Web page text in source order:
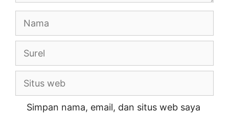
Surel
Situs
Simpan nama, email, dan situs web saya